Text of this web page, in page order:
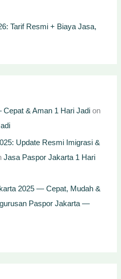
Tarif Resmi + Biaya Jasa,
& Aman 1 Hari Jadi on
Update Resmi Imigrasi &
Jasa Paspor Jakarta 1 Hari
2025 — Cepat, Mudah &
Paspor Jakarta —